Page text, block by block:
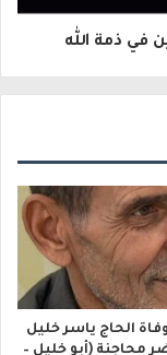
في ذمة الله
الحاج ياسر خليل
محاجنة (أبو خليل –